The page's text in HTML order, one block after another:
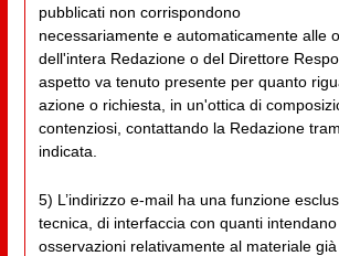
pubblicati non corrispondono
necessariamente e automaticamente alle
dell'intera Redazione o del Direttore
aspetto va tenuto presente per quanto
azione o richiesta, in un'ottica di
contenziosi, contattando la Redazione
indicata.
5) L’indirizzo e-mail ha una funzione
tecnica, di interfaccia con quanti
osservazioni relativamente al materiale